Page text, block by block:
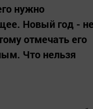
нужно
Новый год -
отмечать его
Что нельзя